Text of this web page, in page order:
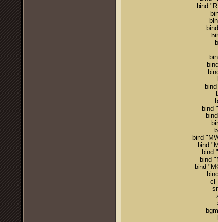
bind
bind
bind
bind
bind
bind
bind